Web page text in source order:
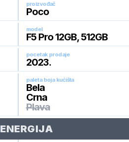
proizvođač
Poco
model
F5 Pro 12GB, 512GB
pocetak prodaje
2023.
paleta boja kućišta
Bela
Crna
Plava
ENERGIJA